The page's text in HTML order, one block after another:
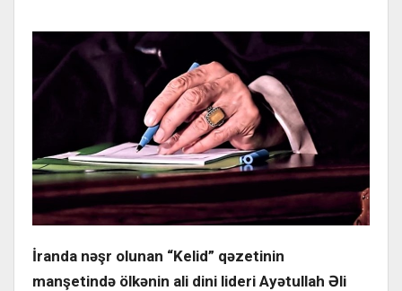
İranda nəşr olunan “Kelid” qəzetinin
manşetində ölkənin ali dini lideri Ayətullah Əli